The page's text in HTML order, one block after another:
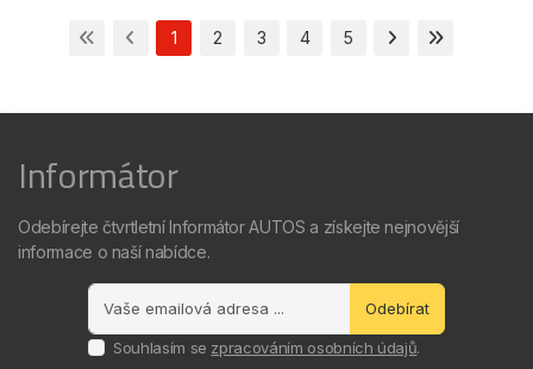
1 2 3 4 5
Informátor
Odebírejte čtvrtletní Informátor AUTOS a získejte nejnovější
informace o naší nabídce.
Odebírat
Souhlasím se zpracováním osobních údajů.